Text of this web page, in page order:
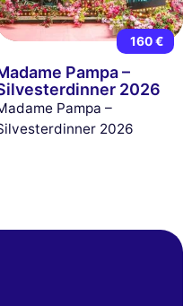
160 €
Pampa –
2026
Pampa –
2026